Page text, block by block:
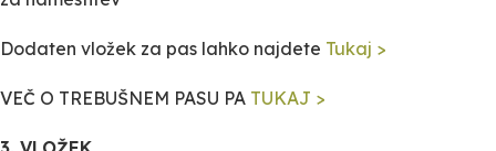
Dodaten vložek za pas lahko najdete Tukaj >
VEČ O TREBUŠNEM PASU PA TUKAJ >